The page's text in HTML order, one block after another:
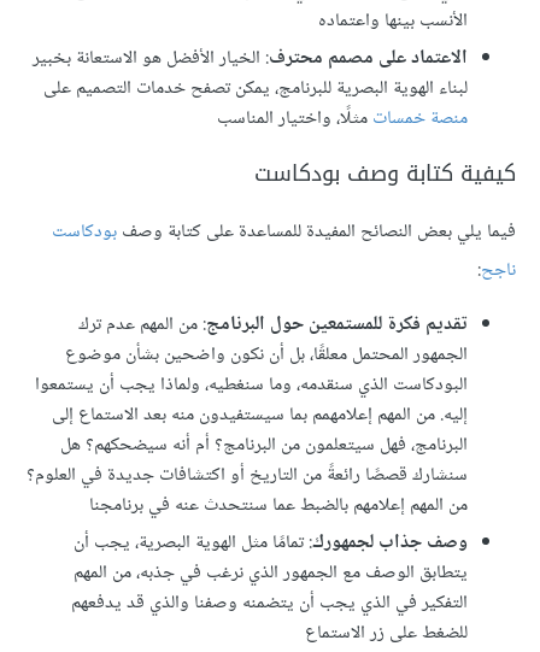
الأنسب بينها واعتماده
الاعتماد على مصمم محترف: الخيار الأفضل هو الاستعانة بخبير
لبناء الهوية البصرية للبرنامج، يمكن تصفح خدمات التصميم على
منصة خمساتمثلًا، واختيار المناسب
كيفية كتابة وصف بودكاست
فيما يلي بعض النصائح المفيدة للمساعدة على كتابة وصفبودكاست
ناجح:
تقديم فكرة للمستمعين حول البرنامج: من المهم عدم ترك
الجمهور المحتمل معلقًا، بل أن نكون واضحين بشأن موضوع
البودكاست الذي سنقدمه، وما سنغطيه، ولماذا يجب أن يستمعوا
إليه. من المهم إعلامهمم بما سيستفيدون منه بعد الاستماع إلى
البرنامج، فهل سيتعلمون من البرنامج؟ أم أنه سيضحكهم؟ هل
سنشارك قصصًا رائعةً من التاريخ أو اكتشافات جديدة في العلوم؟
من المهم إعلامهم بالضبط عما سنتحدث عنه في برنامجنا
وصف جذاب لجمهورك: تمامًا مثل الهوية البصرية، يجب أن
يتطابق الوصف مع الجمهور الذي نرغب في جذبه، من المهم
التفكير في الذي يجب أن يتضمنه وصفنا والذي قد يدفعهم
للضغط على زر الاستماع